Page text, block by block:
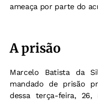
ameaça por parte do
A prisão
Marcelo Batista da
mandado de prisão
dessa terça-feira,